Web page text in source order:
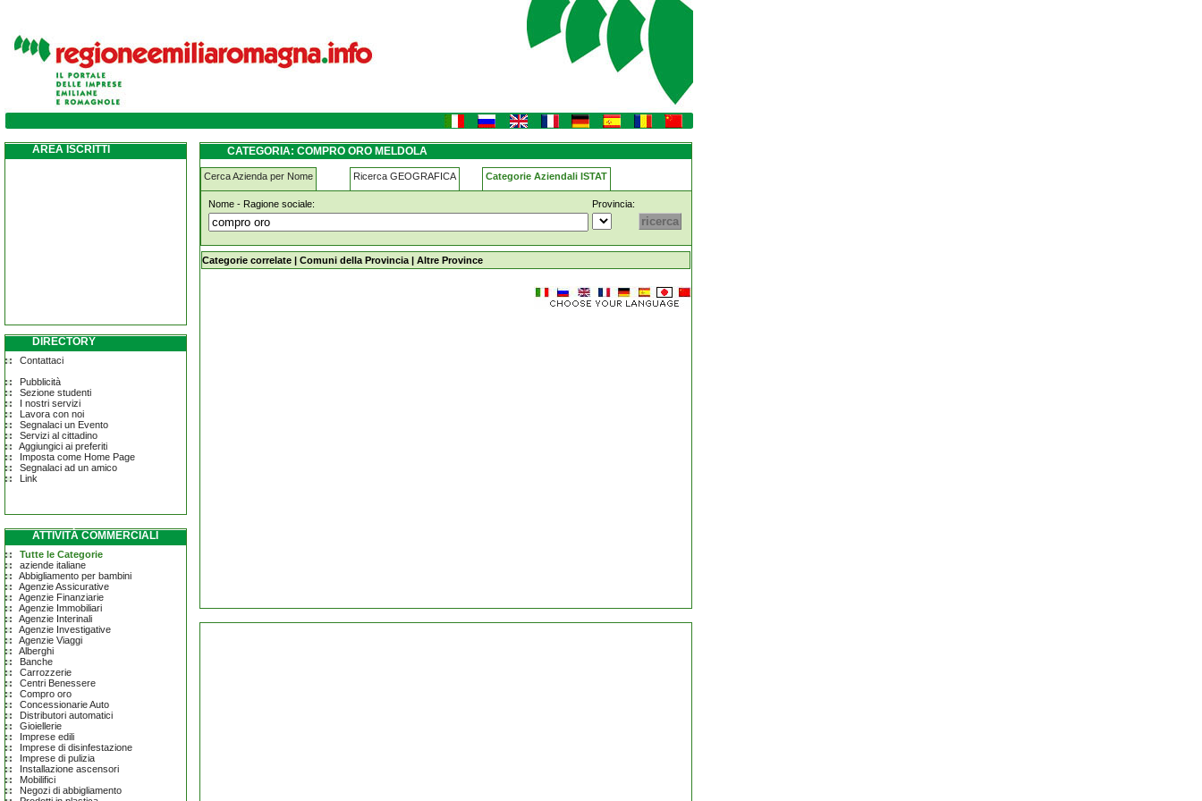
compro-oro meldola
AREA ISCRITTI
DIRECTORY
Contattaci
Pubblicità
Sezione studenti
I nostri servizi
Lavora con noi
Segnalaci un Evento
Servizi al cittadino
Aggiungici ai preferiti
Imposta come Home Page
Segnalaci ad un amico
Link
ATTIVITÀ COMMERCIALI
Tutte le Categorie
aziende italiane
Abbigliamento per bambini
Agenzie Assicurative
Agenzie Finanziarie
Agenzie Immobiliari
Agenzie Interinali
Agenzie Investigative
Agenzie Viaggi
Alberghi
Banche
Carrozzerie
Centri Benessere
Compro oro
Concessionarie Auto
Distributori automatici
Gioiellerie
Imprese edili
Imprese di disinfestazione
Imprese di pulizia
Installazione ascensori
Mobilifici
Negozi di abbigliamento
CATEGORIA: COMPRO ORO MELDOLA
Cerca Azienda per Nome Ricerca GEOGRAFICA Categorie Aziendali ISTAT
Nome - Ragione sociale: Provincia:
compro-oro meldola
Categorie correlate | Comuni della Provincia | Altre Province